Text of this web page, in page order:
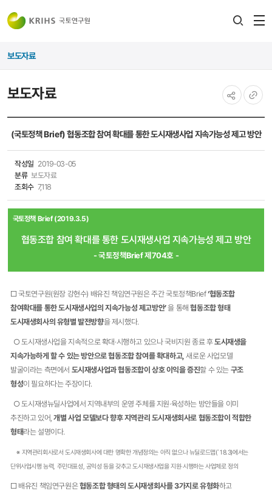
보도자료
보도자료
복사
(국토정책 Brief) 협동조합 참여 확대를 통한 도시재생사업 지속가능성 제고 방안
작성일 2019-03-05
분류 보도자료
조회수 7,118
국토정책 Brief (2019.3.5)
협동조합 참여 확대를 통한 도시재생사업 지속가능성 제고 방안
- 국토정책Brief 제704호 -
□ 국토연구원(원장 강현수) 배유진 책임연구원은 주간 국토정책Brief‘협동조합
참여확대를 통한 도시재생사업의 지속가능성 제고방안’을 통해협동조합 형태
도시재생회사의 유형별 발전방향을 제시했다.
○ 도시재생사업을 지속적으로 확대·시행하고 있으나 국비지원 종료 후도시재생을
지속가능하게 할 수 있는 방안으로 협동조합 참여를 확대하고, 새로운 사업모델
발굴이라는 측면에서 도시재생사업과 협동조합이 상호 이익을 증진할 수 있는 구조
형성이 필요하다는 주장이다.
○ 도시재생뉴딜사업에서 지역내부의 운영 주체를 지원·육성하는 방안들을 이미
추진하고 있어,개별 사업 모델보다 향후 지역관리 도시재생회사로 협동조합이 적합한
형태라는 설명이다.
※ 지역관리회사로서 도시재생회사에 대한 명확한 개념정의는 아직 없으나 뉴딜로드맵(`18.3)에서는
단위사업시행 능력, 주민대표성, 공익성 등을 갖추고 도시재생사업을 지원·시행하는 사업체로 정의
□ 배유진 책임연구원은협동조합 형태의 도시재생회사를 3가지로 유형화하고